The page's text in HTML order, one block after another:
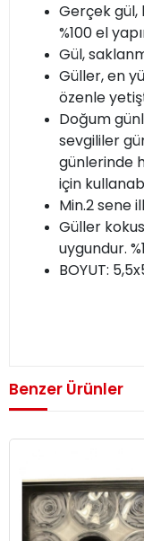
Gerçek
%100 el
Gül,
Güller, en
özenle
Doğum
sevgililer
günlerinde
için
Min.2 sene
Güller
uygundur.
BOYUT:
Benzer Ürünler